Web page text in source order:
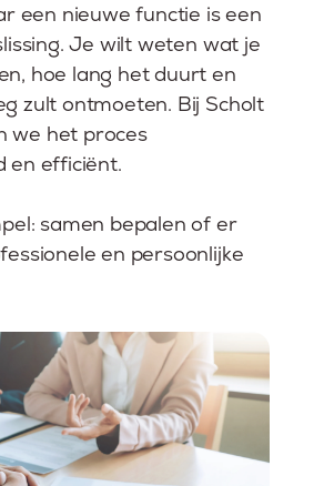
een nieuwe functie is een
Je wilt weten wat je
hoe lang het duurt en
zult ontmoeten. Bij Scholt
we het proces
en efficiënt.
samen bepalen of er
en persoonlijke